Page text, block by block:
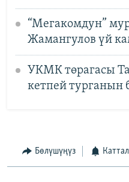
“Мегакомдун”
Жамангулов үй
УКМК төрагасы
кетпей турганын
Бөлүшүңүз